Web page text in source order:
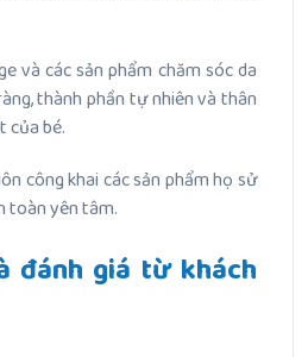
và các sản phẩm chăm sóc da
thành phần tự nhiên và thân
của bé.
công khai các sản phẩm họ sử
toàn yên tâm.
đánh giá từ khách